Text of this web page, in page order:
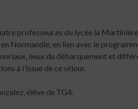
professeur.es du lycée la
Normandie, en lien avec le
lieux du débarquement et
à l’issue de ce séjour.
élève de TG4.